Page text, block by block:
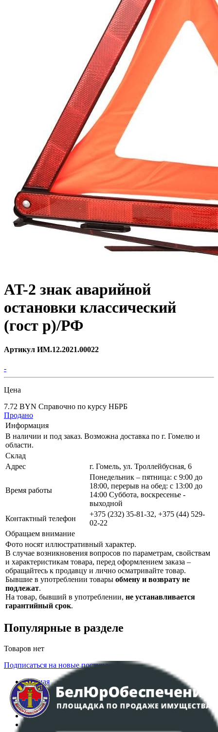
AT-2 знак аварийной
остановки классический
(гост р)/РФ
Артикул ИМ.12.2021.00022
-
Цена
7.72 BYN Справочно по курсу НБРБ
Продано
Информация
В наличии и под заказ. Возможна доставка по г. Гомелю и
области.
Склад
Адрес
г. Гомель, ул. Троллейбусная, 6
Время работы
Понедельник – пятница: с 9:00 до
18:00, перерыв на обед: с 13:00 до
14:00 Суббота, воскресенье -
выходной
Контактный телефон
+375 (232) 35-81-32, +375 (44) 529-
02-22
Обращаем внимание
Фото носят иллюстративный характер.
В случае возникновения вопросов по параметрам, свойствам
и характеристикам товара, перед оформлением заказа –
обращайтесь к продавцу и лично осматривайте товар.
Бывшие в употреблении товары обмену и возврату не
подлежат.
На товар, бывший в употреблении, не устанавливается
гарантийный срок.
Популярные в разделе
Товаров нет
Подписаться на новые поступления
Главная
Аукционы
Интернет-магазин
Регламент организации и проведения торгов